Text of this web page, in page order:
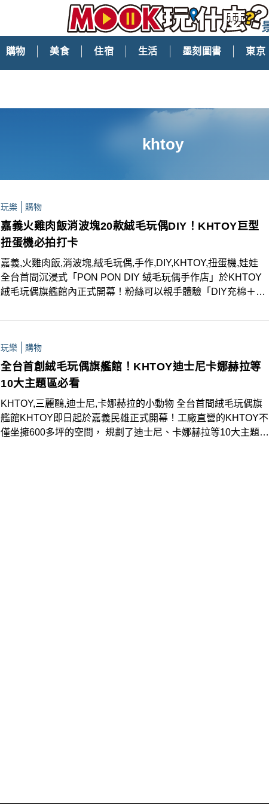
購物 美食 住宿 生活 墨刻圖書 東京
khtoy
玩樂 購物
嘉義火雞肉飯消波塊20款絨毛玩偶DIY！KHTOY巨型
扭蛋機必拍打卡
嘉義,火雞肉飯,消波塊,絨毛玩偶,手作,DIY,KHTOY,扭蛋機,娃娃
全台首間沉浸式「PON PON DIY 絨毛玩偶手作店」於KHTOY
絨毛玩偶旗艦館內正式開幕！粉絲可以親手體驗「DIY充棉＋縫
出包括「消波塊」、「三角錐」、「檳榔」，以及最道地的嘉義
飯」為靈感打造的超巨大扭蛋機，絕對是必拍打卡點！
玩樂 購物
全台首創絨毛玩偶旗艦館！KHTOY迪士尼卡娜赫拉等
10大主題區必看
KHTOY,三麗鷗,迪士尼,卡娜赫拉的小動物 全台首間絨毛玩偶旗
艦館KHTOY即日起於嘉義民雄正式開幕！工廠直營的KHTOY不
僅坐擁600多坪的空間， 規劃了迪士尼、卡娜赫拉等10大主題展